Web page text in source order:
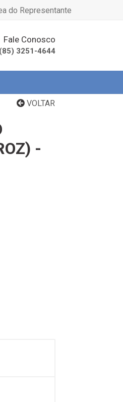
do Representante
Fale Conosco
(85) 3251-4644
VOLTAR
-